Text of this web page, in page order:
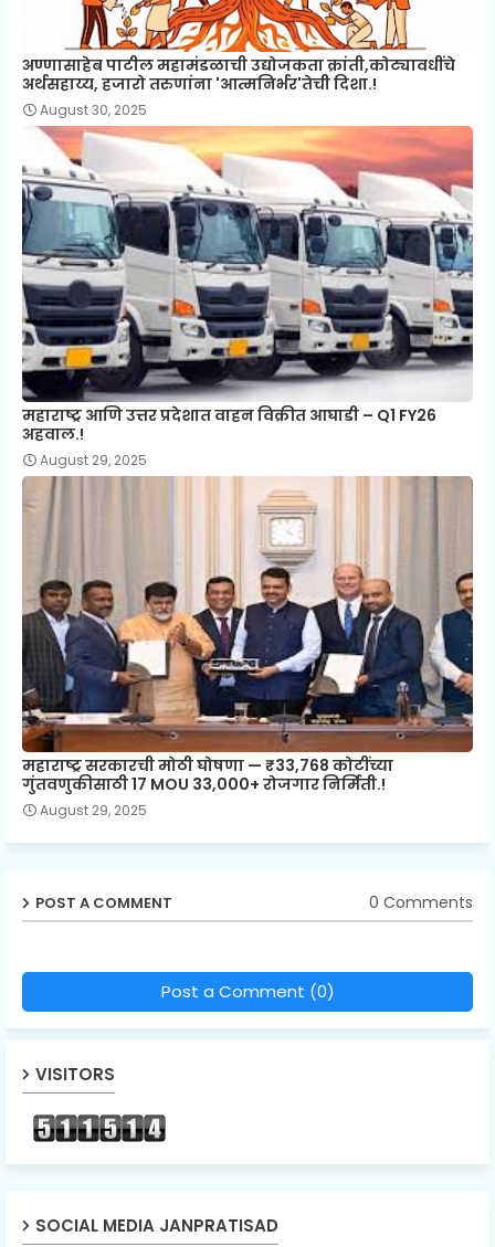
अण्णासाहेब पाटील महामंडळाची उद्योजकता क्रांती,कोट्यावधींचे
अर्थसहाय्य, हजारो तरुणांना 'आत्मनिर्भर'तेची दिशा.!
August 30, 2025
महाराष्ट्र आणि उत्तर प्रदेशात वाहन विक्रीत आघाडी – Q1 FY26
अहवाल.!
August 29, 2025
महाराष्ट्र सरकारची मोठी घोषणा — ₹33,768 कोटींच्या
गुंतवणुकीसाठी 17 MOU 33,000+ रोजगार निर्मिती.!
August 29, 2025
POST A COMMENT 0 Comments
Post a Comment (0)
VISITORS
SOCIAL MEDIA JANPRATISAD